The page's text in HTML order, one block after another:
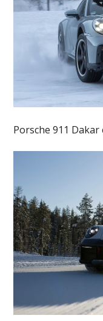
Porsche 911 Dakar